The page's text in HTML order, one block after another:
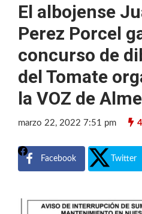
El albojense
Perez Porcel
concurso de
del Tomate
la VOZ de
marzo 22, 2022 7:51 pm
Facebook Twitter